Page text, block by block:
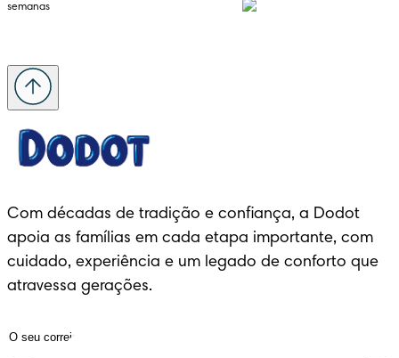
semanas
Com décadas de tradição e confiança, a Dodot
apoia as famílias em cada etapa importante, com
cuidado, experiência e um legado de conforto que
atravessa gerações.